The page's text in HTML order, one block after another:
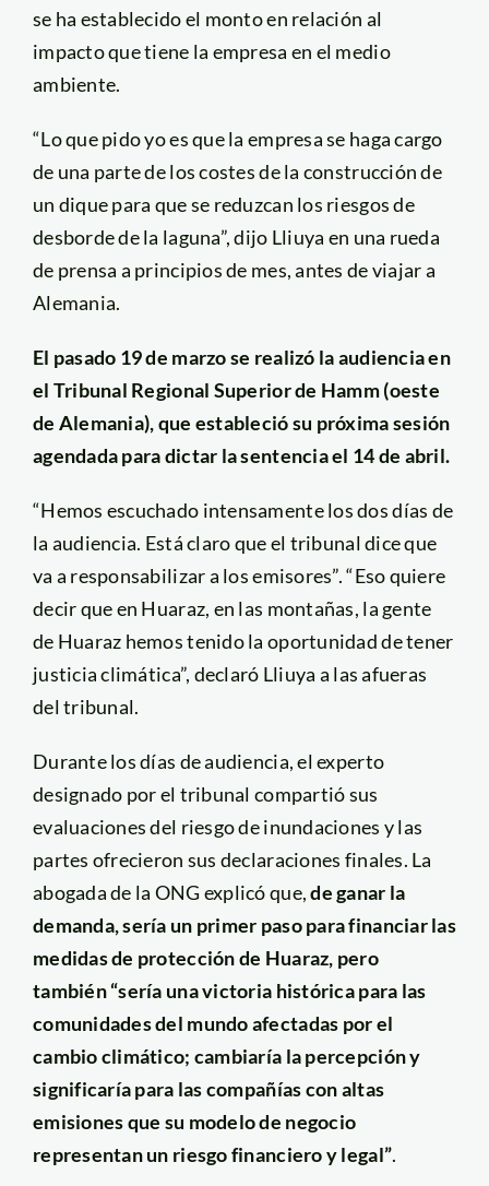
se ha establecido el monto en relación al
impacto que tiene la empresa en el medio
ambiente.
“Lo que pido yo es que la empresa se haga cargo
de una parte de los costes de la construcción de
un dique para que se reduzcan los riesgos de
desborde de la laguna”, dijo Lliuya en una rueda
de prensa a principios de mes, antes de viajar a
Alemania.
El pasado 19 de marzo se realizó la audiencia en
el Tribunal Regional Superior de Hamm (oeste
de Alemania), que estableció su próxima sesión
agendada para dictar la sentencia el 14 de abril.
“Hemos escuchado intensamente los dos días de
la audiencia. Está claro que el tribunal dice que
va a responsabilizar a los emisores”. “Eso quiere
decir que en Huaraz, en las montañas, la gente
de Huaraz hemos tenido la oportunidad de tener
justicia climática”, declaró Lliuya a las afueras
del tribunal.
Durante los días de audiencia, el experto
designado por el tribunal compartió sus
evaluaciones del riesgo de inundaciones y las
partes ofrecieron sus declaraciones finales. La
abogada de la ONG explicó que,de ganar la
demanda, sería un primer paso para financiar las
medidas de protección de Huaraz, pero
también “sería una victoria histórica para las
comunidades del mundo afectadas por el
cambio climático; cambiaría la percepción y
significaría para las compañías con altas
emisiones que su modelo de negocio
representan un riesgo financiero y legal”.